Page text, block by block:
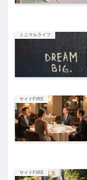
ミニマルライフ
サイドFIRE
サイドFIRE